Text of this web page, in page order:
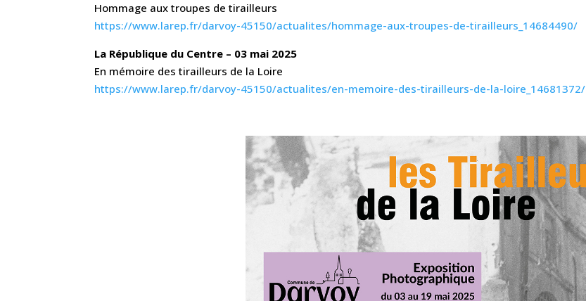
Hommage aux troupes de tirailleurs
https://www.larep.fr/darvoy-45150/actualites/hommage-aux-troupes-de-tirailleurs_14684490/
La République du Centre – 03 mai 2025
En mémoire des tirailleurs de la Loire
https://www.larep.fr/darvoy-45150/actualites/en-memoire-des-tirailleurs-de-la-loire_14681372/